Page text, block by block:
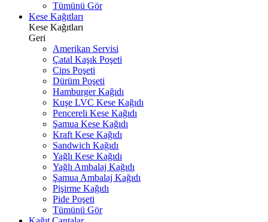
Tümünü Gör
Kese Kağıtları
Kese Kağıtları
Geri
Amerikan Servisi
Çatal Kaşık Poşeti
Cips Poşeti
Dürüm Poşeti
Hamburger Kağıdı
Kuşe LVC Kese Kağıdı
Pencereli Kese Kağıdı
Şamua Kese Kağıdı
Kraft Kese Kağıdı
Sandwich Kağıdı
Yağlı Kese Kağıdı
Yağlı Ambalaj Kağıdı
Şamua Ambalaj Kağıdı
Pişirme Kağıdı
Pide Poşeti
Tümünü Gör